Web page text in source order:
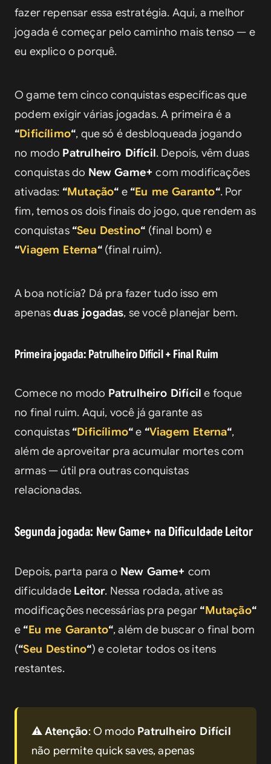
fazer repensar essa estratégia. Aqui, a melhor
jogada é começar pelo caminho mais tenso — e
eu explico o porquê.
O game tem cinco conquistas específicas que
“Dificílimo“, que só é desbloqueada jogando
no modo Patrulheiro Difícil. Depois, vêm duas
conquistas do New Game+ com modificações
ativadas: “Mutação“ e “Eu me Garanto“. Por
fim, temos os dois finais do jogo, que rendem as
conquistas “Seu Destino“
(final bom) e
“Viagem Eterna“ (final ruim).
A boa notícia? Dá pra fazer tudo isso em
apenas duas jogadas, se você planejar bem.
Primeira jogada: Patrulheiro Difícil + Final Ruim
Comece no modo Patrulheiro Difícil e foque
no final ruim. Aqui, você já garante as
conquistas “Dificílimo“ e “Viagem Eterna“,
além de aproveitar pra acumular mortes com
armas — útil pra outras conquistas
relacionadas.
Segunda jogada: New Game+ na Dificuldade Leitor
Depois, parta para o New Game+ com
dificuldade Leitor. Nessa rodada, ative as
modificações necessárias pra pegar “Mutação“
e “Eu me Garanto“, além de buscar o final bom
(“Seu Destino“) e coletar todos os itens
restantes.
⚠️ Atenção: O modo Patrulheiro Difícil
não permite quick saves, apenas